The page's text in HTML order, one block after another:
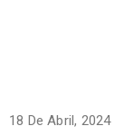
18 De Abril, 2024